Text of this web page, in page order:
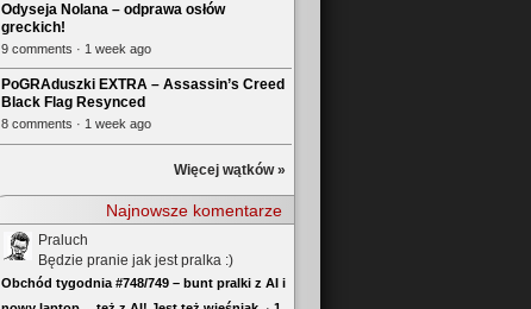
Odyseja Nolana – odprawa osłów
greckich!
9 comments · 1 week ago
PoGRAduszki EXTRA – Assassin’s Creed
Black Flag Resynced
8 comments · 1 week ago
Więcej wątków »
Najnowsze komentarze
Praluch
Będzie pranie jak jest pralka :)
Obchód tygodnia #748/749 – bunt pralki z AI i